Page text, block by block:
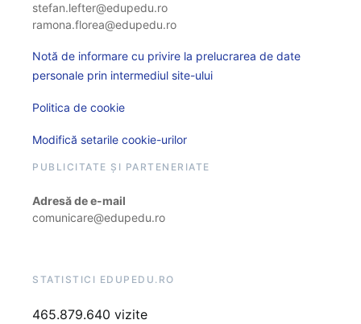
stefan.lefter@edupedu.ro
ramona.florea@edupedu.ro
Notă de informare cu privire la prelucrarea de date
personale prin intermediul site-ului
Politica de cookie
Modifică setarile cookie-urilor
PUBLICITATE ȘI PARTENERIATE
Adresă de e-mail
comunicare@edupedu.ro
STATISTICI EDUPEDU.RO
465.879.640 vizite